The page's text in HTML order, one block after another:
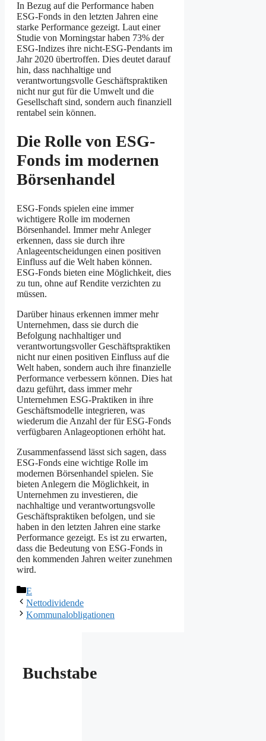
In Bezug auf die Performance haben
ESG-Fonds in den letzten Jahren eine
starke Performance gezeigt. Laut einer
Studie von Morningstar haben 73% der
ESG-Indizes ihre nicht-ESG-Pendants im
Jahr 2020 übertroffen. Dies deutet darauf
hin, dass nachhaltige und
verantwortungsvolle Geschäftspraktiken
nicht nur gut für die Umwelt und die
Gesellschaft sind, sondern auch finanziell
rentabel sein können.
Die Rolle von ESG-
Fonds im modernen
Börsenhandel
ESG-Fonds spielen eine immer
wichtigere Rolle im modernen
Börsenhandel. Immer mehr Anleger
erkennen, dass sie durch ihre
Anlageentscheidungen einen positiven
Einfluss auf die Welt haben können.
ESG-Fonds bieten eine Möglichkeit, dies
zu tun, ohne auf Rendite verzichten zu
müssen.
Darüber hinaus erkennen immer mehr
Unternehmen, dass sie durch die
Befolgung nachhaltiger und
verantwortungsvoller Geschäftspraktiken
nicht nur einen positiven Einfluss auf die
Welt haben, sondern auch ihre finanzielle
Performance verbessern können. Dies hat
dazu geführt, dass immer mehr
Unternehmen ESG-Praktiken in ihre
Geschäftsmodelle integrieren, was
wiederum die Anzahl der für ESG-Fonds
verfügbaren Anlageoptionen erhöht hat.
Zusammenfassend lässt sich sagen, dass
ESG-Fonds eine wichtige Rolle im
modernen Börsenhandel spielen. Sie
bieten Anlegern die Möglichkeit, in
Unternehmen zu investieren, die
nachhaltige und verantwortungsvolle
Geschäftspraktiken befolgen, und sie
haben in den letzten Jahren eine starke
Performance gezeigt. Es ist zu erwarten,
dass die Bedeutung von ESG-Fonds in
den kommenden Jahren weiter zunehmen
wird.
Kategorien
E
Nettodividende
Kommunalobligationen
Buchstabe